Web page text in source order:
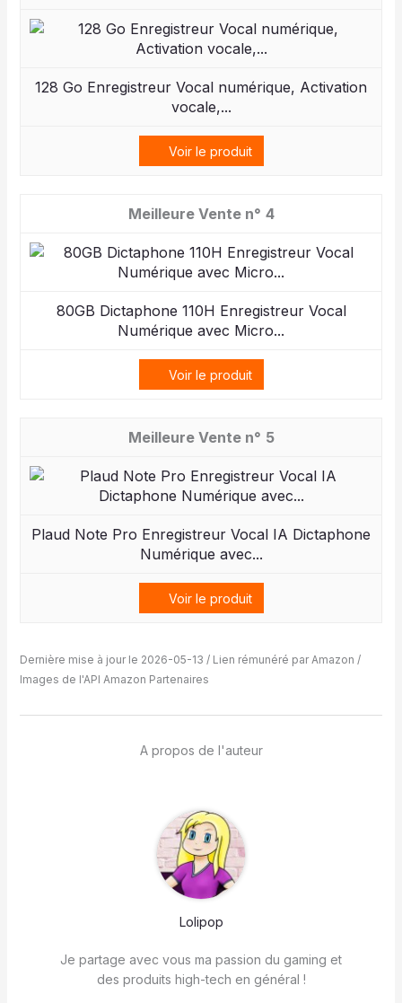
128 Go Enregistreur Vocal numérique, Activation
vocale,...
Voir le produit
4
80GB Dictaphone 110H Enregistreur Vocal
Numérique avec Micro...
Voir le produit
5
Plaud Note Pro Enregistreur Vocal IA Dictaphone
Numérique avec...
Voir le produit
Dernière mise à jour le 2026-05-13 / Lien rémunéré par Amazon /
Images de l'API Amazon Partenaires
A propos de l'auteur
Lolipop
Je partage avec vous ma passion du gaming et
des produits high-tech en général !